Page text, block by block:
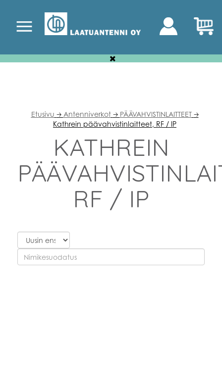
Etusivu 🡢 Antenniverkot 🡢 PÄÄVAHVISTINLAITTEET 🡢
Kathrein päävahvistinlaitteet, RF / IP
KATHREIN
RF / IP